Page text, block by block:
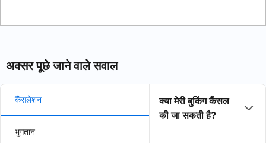
अक्सर पूछे जाने वाले सवाल
कैंसलेशन
भुगतान
क्या मेरी बुकिंग कैंसल
की जा सकती है?